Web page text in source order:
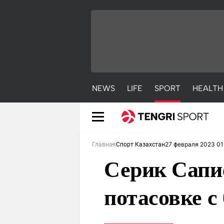
NEWS LIFE SPORT HEALTH
ГлавнаяСпорт Казахстан27 февраля 2023
Серик
потасовке